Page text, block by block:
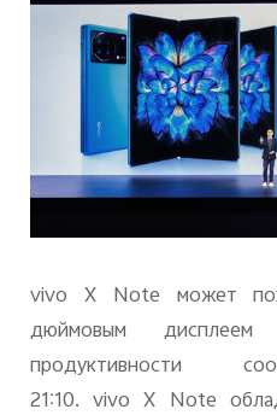
vivo X Note может
дюймовым
продуктивности
21:10.vivo X Note